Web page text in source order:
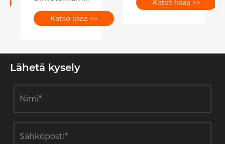
välttämätöntä
mittaamiseen?
Katso lisää >>
parantaaKatso lisää >>
Lähetä kysely